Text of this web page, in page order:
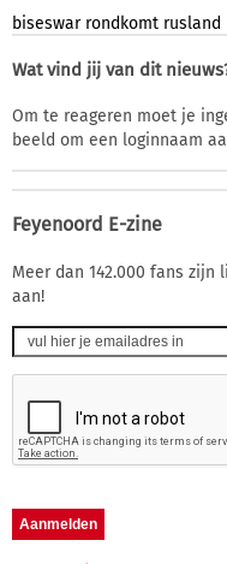
biseswar rondkomt rusland
Wat vind jij van dit
Om te reageren moet je
beeld om een loginnaam
Feyenoord E-zine
Meer dan 142.000 fans
aan!